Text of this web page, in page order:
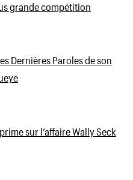
grande compétition
Dernières Paroles de son
sur l’affaire Wally Seck